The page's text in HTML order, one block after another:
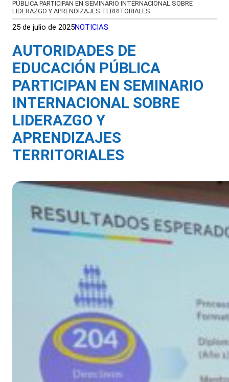
PÚBLICA PARTICIPAN EN SEMINARIO INTERNACIONAL SOBRE
LIDERAZGO Y APRENDIZAJES TERRITORIALES
25 de julio de 2025NOTICIAS
AUTORIDADES DE
EDUCACIÓN PÚBLICA
PARTICIPAN EN SEMINARIO
INTERNACIONAL SOBRE
LIDERAZGO Y
APRENDIZAJES
TERRITORIALES